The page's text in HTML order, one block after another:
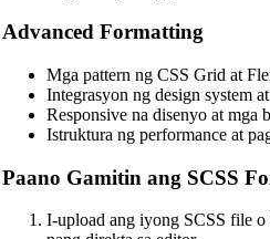
Advanced Formatting
Mga pattern ng CSS Grid at
Integrasyon ng design system
Responsive na disenyo at mga
Istruktura ng performance at
Paano Gamitin ang SCSS
I-upload ang iyong SCSS file o